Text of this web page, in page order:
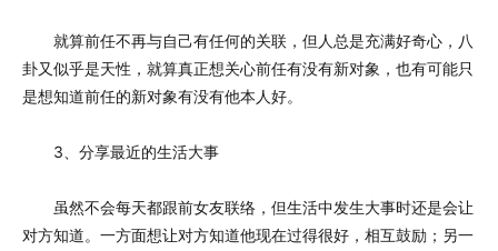
就算前任不再与自己有任何的关联，但人总是充满好奇心，八
卦又似乎是天性，就算真正想关心前任有没有新对象，也有可能只
是想知道前任的新对象有没有他本人好。
3、分享最近的生活大事
虽然不会每天都跟前女友联络，但生活中发生大事时还是会让
对方知道。一方面想让对方知道他现在过得很好，相互鼓励；另一